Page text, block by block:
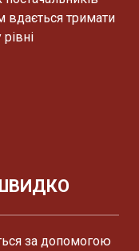
вдається тримати
за допомогою